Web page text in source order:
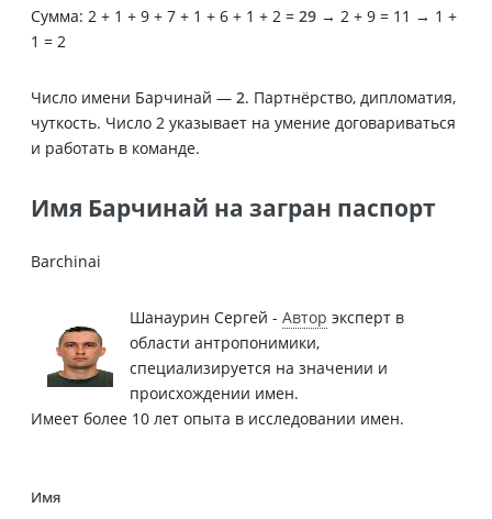
Сумма: 2 + 1 + 9 + 7 + 1 + 6 + 1 + 2 = 29 → 2 + 9 = 11 → 1 +
1 = 2
Число имени Барчинай — 2. Партнёрство, дипломатия,
чуткость. Число 2 указывает на умение договариваться
и работать в команде.
Имя Барчинай на загран паспорт
Barchinai
Шанаурин Сергей - Автор эксперт в
области антропонимики,
специализируется на значении и
происхождении имен.
Имеет более 10 лет опыта в исследовании имен.
Имя